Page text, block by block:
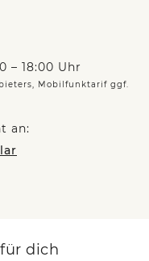
– 18:00 Uhr
Mobilfunktarif ggf.
an:
dich